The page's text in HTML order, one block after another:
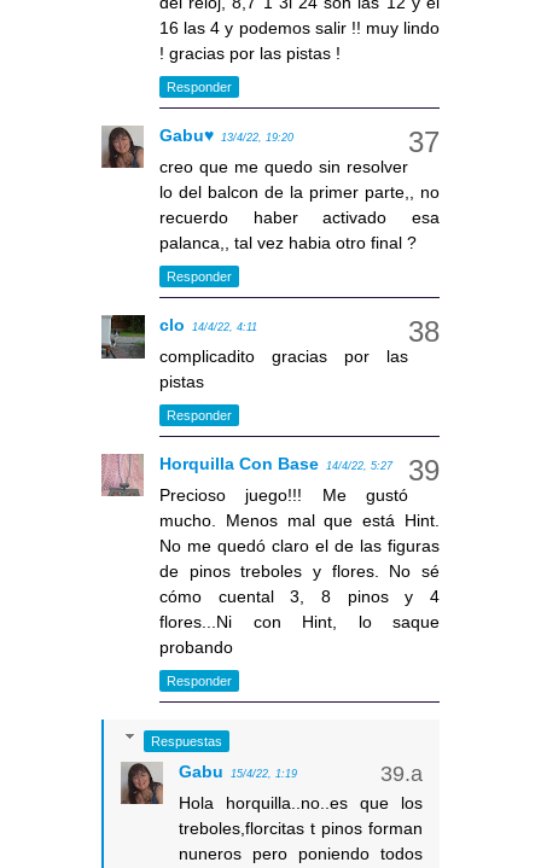
16 las 4 y podemos salir !! muy lindo
! gracias por las pistas !
Responder
Gabu♥ 13/4/22, 19:20
creo que me quedo sin resolver
lo del balcon de la primer parte,, no
recuerdo haber activado esa
palanca,, tal vez habia otro final ?
Responder
clo 14/4/22, 4:11
complicadito gracias por las
pistas
Responder
Horquilla Con Base 14/4/22, 5:27
Precioso juego!!! Me gustó
mucho. Menos mal que está Hint.
No me quedó claro el de las figuras
de pinos treboles y flores. No sé
cómo cuental 3, 8 pinos y 4
flores...Ni con Hint, lo saque
probando
Responder
Respuestas
Gabu 15/4/22, 1:19
Hola horquilla..no..es que los
treboles,florcitas t pinos forman
nuneros pero poniendo todos